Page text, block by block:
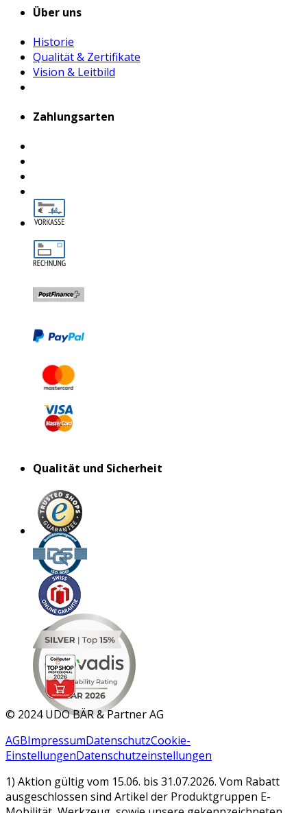
Über uns
Historie
Qualität & Zertifikate
Vision & Leitbild
Zahlungsarten
Qualität und Sicherheit
MAR 2026
© 2024 UDO BÄR & Partner AG
AGBImpressumDatenschutzCookie-
EinstellungenDatenschutzeinstellungen
1) Aktion gültig vom 15.06. bis 31.07.2026. Vom Rabatt
ausgeschlossen sind Artikel der Produktgruppen E-